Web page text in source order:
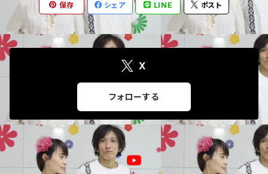
保存 シェア LINE ポスト
X
フォローする